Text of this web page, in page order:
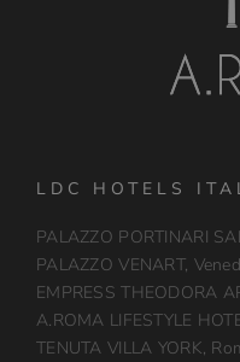
LDC HOTELS
PALAZZO PORTINARI
PALAZZO VENART,
EMPRESS THEODORA
A.ROMA LIFESTYLE
TENUTA VILLA YORK,